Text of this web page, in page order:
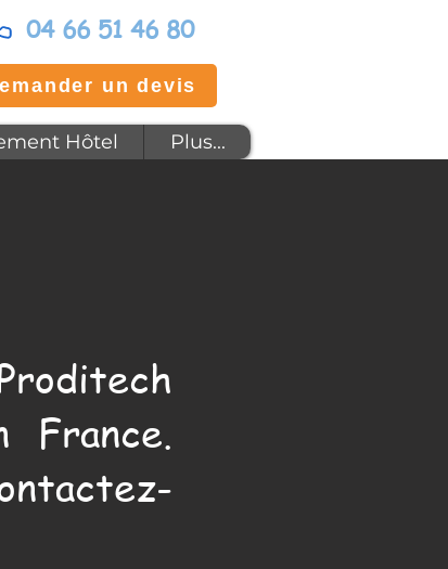
04 66 51 46 80
un devis
Hôtel Plus...
France.